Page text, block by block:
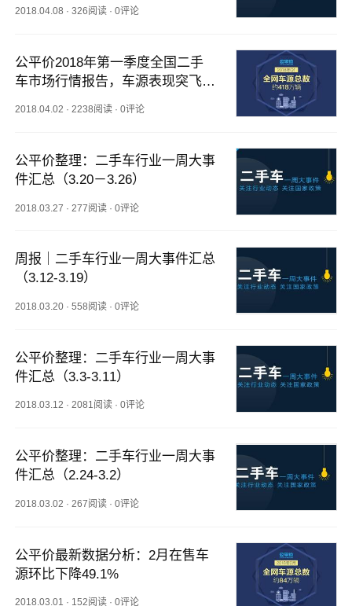
2018.04.08 ·326阅读 ·0评论
公平价2018年第一季度全国二手
车市场行情报告，车源表现突飞猛
2018.04.02 ·2238阅读 ·0评论
公平价整理：二手车行业一周大事
件汇总（3.20－3.26）
2018.03.27 · 277阅读 ·0评论
周报｜二手车行业一周大事件汇总
（3.12-3.19）
2018.03.20 ·558阅读 ·0评论
公平价整理：二手车行业一周大事
件汇总（3.3-3.11）
2018.03.12 ·2081阅读 ·0评论
公平价整理：二手车行业一周大事
件汇总（2.24-3.2）
2018.03.02 · 267阅读 ·0评论
公平价最新数据分析：2月在售车
源环比下降49.1%
2018.03.01 · 152阅读 ·0评论